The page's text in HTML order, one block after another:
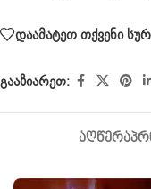
დაამატეთ თქვენი
გააზიარეთ:
ᲐᲦᲬᲔᲠᲐ